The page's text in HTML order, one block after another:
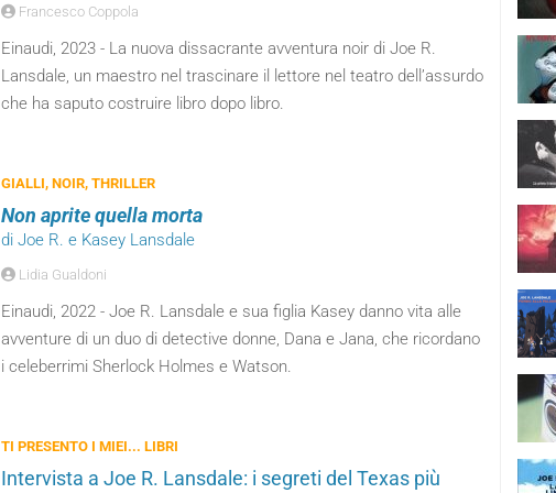
Francesco Coppola
Einaudi, 2023 - La nuova dissacrante avventura noir di Joe R.
Lansdale, un maestro nel trascinare il lettore nel teatro dell’assurdo
che ha saputo costruire libro dopo libro.
GIALLI, NOIR, THRILLER
Non aprite quella morta
di Joe R. e Kasey Lansdale
Lidia Gualdoni
Einaudi, 2022 - Joe R. Lansdale e sua figlia Kasey danno vita alle
avventure di un duo di detective donne, Dana e Jana, che ricordano
i celeberrimi Sherlock Holmes e Watson.
TI PRESENTO I MIEI... LIBRI
Intervista a Joe R. Lansdale: i segreti del Texas più